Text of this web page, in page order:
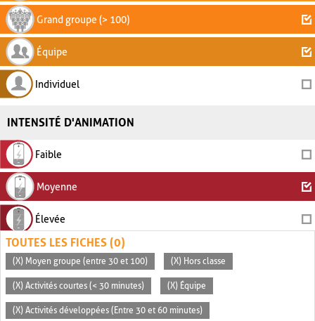
Grand groupe (> 100)
Équipe
Individuel
INTENSITÉ D'ANIMATION
Faible
Moyenne
Élevée
TOUTES LES FICHES (0)
(X) Moyen groupe (entre 30 et 100) (X) Hors classe
(X) Activités courtes (< 30 minutes) (X) Équipe
(X) Activités développées (Entre 30 et 60 minutes)